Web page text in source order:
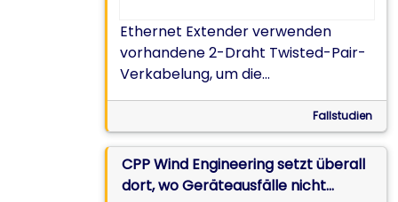
Ethernet Extender verwenden
vorhandene 2-Draht Twisted-Pair-
Verkabelung, um die
Ethernetverbindung von einem
Überwachungskameras, WAPs und
VoIP-Telefonen am Flughafen um
100m bis 2km zu erweitern.
Fallstudien
CPP Wind Engineering setzt überall
dort, wo Geräteausfälle nicht